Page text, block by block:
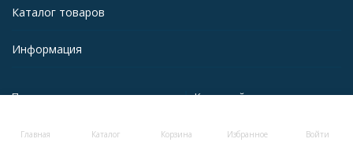
Главная Каталог Корзина Избранное Войти
Каталог товаров
Информация
Политика персональных данных Карта сайта